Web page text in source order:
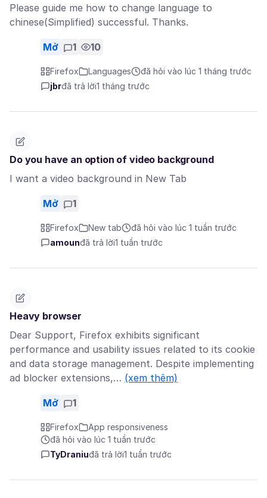
Please guide me how to change language to
chinese(Simplified) successful. Thanks.
Mở 1 10
Firefox Languages
đã hỏi vào lúc 1 tháng trước
jbrđã trả lời1 tháng trước
Do you have an option of video background
I want a video background in New Tab
Mở 1
Firefox New tab
đã hỏi vào lúc 1 tuần trước
amounđã trả lời1 tuần trước
Heavy browser
Dear Support, Firefox exhibits significant
performance and usability issues related to its cookie
and data storage management. Despite implementing
ad blocker extensions,… (xem thêm)
Mở 1
Firefox
App responsiveness
đã hỏi vào lúc 1 tuần trước
TyDraniuđã trả lời1 tuần trước